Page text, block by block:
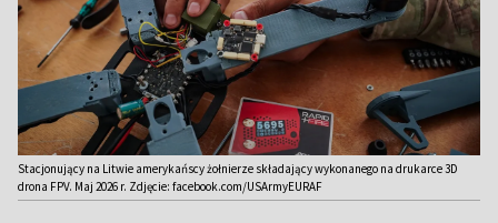
Stacjonujący na Litwie amerykańscy żołnierze składający wykonanego na drukarce 3D
drona FPV. Maj 2026 r. Zdjęcie: facebook.com/USArmyEURAF